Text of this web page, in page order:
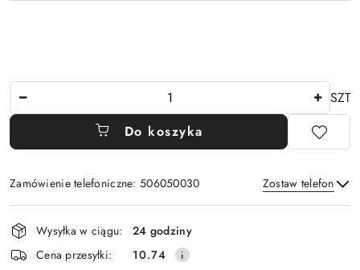
SZT
Do koszyka
Zamówienie telefoniczne: 506050030 Zostaw telefon
Wyślij
Dostępność
i
dostawa
Wysyłka w ciągu:
24 godziny
Cena przesyłki:
10.74